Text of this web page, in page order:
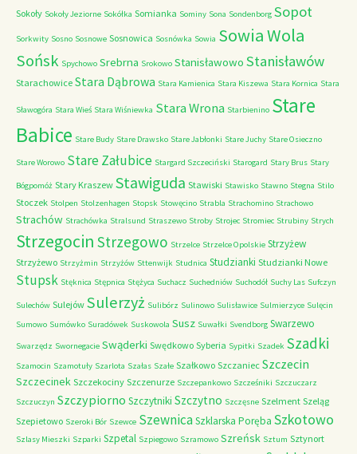
Sokoły Sokoły Jeziorne Sokółka Somianka Sominy Sona Sondenborg Sopot
Sorkwity Sosno Sosnowe Sosnowica Sosnówka Sowia Sowia Wola
Sońsk Spychowo Srebrna Srokowo Stanisławowo Stanisławów
Starachowice Stara Dąbrowa Stara Kamienica Stara Kiszewa Stara Kornica Stara
Sławogóra Stara Wieś Stara Wiśniewka Stara Wrona Starbienino Stare
Babice Stare Budy Stare Drawsko Stare Jabłonki Stare Juchy Stare Osieczno
Stare Worowo Stare Załubice Stargard Szczeciński Starogard Stary Brus Stary
Bógpomóż Stary Kraszew Stawiguda Stawiski Stawisko Stawno Stegna Stilo
Stoczek Stolpen Stolzenhagen Stopsk Stowęcino Strabla Strachomino Strachowo
Strachów Strachówka Stralsund Straszewo Stroby Strojec Stromiec Strubiny Strych
Strzegocin Strzegowo Strzelce Strzelce Opolskie Strzyżew
Strzyżewo Strzyżmin Strzyżów Sttenwijk Studnica Studzianki Studzianki Nowe
Stupsk Stęknica Stępnica Stężyca Suchacz Suchedniów Suchodół Suchy Las Sufczyn
Sulechów Sulejów Sulerzyż Sulibórz Sulinowo Sulisławice Sulmierzyce Sulęcin
Sumowo Sumówko Suradówek Suskowola Susz Suwałki Svendborg Swarzewo
Swarzędz Swornegacie Swąderki Swędkowo Syberia Sypitki Szadek Szadki
Szamocin Szamotuły Szarlota Szałas Szałe Szałkowo Szczaniec Szczecin
Szczecinek Szczekociny Szczenurze Szczepankowo Szcześniki Szczuczarz
Szczuczyn Szczypiorno Szczytniki Szczytno Szczęsne Szelment Szeląg
Szepietowo Szeroki Bór Szewce SzewnicaSzklarska Poręba Szkotowo
Szlasy Mieszki Szparki Szpetal Szpiegowo Szramowo Szreńsk Sztum Sztynort